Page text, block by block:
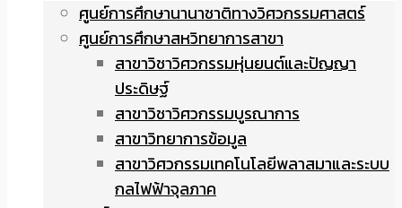
ศูนย์การศึกษานานาชาติทางวิศวกรรมศาสตร์
ศูนย์การศึกษาสหวิทยาการสาขา
สาขาวิชาวิศวกรรมหุ่นยนต์และปัญญา
ประดิษฐ์
สาขาวิชาวิศวกรรมบูรณาการ
สาขาวิทยาการข้อมูล
สาขาวิศวกรรมเทคโนโลยีพลาสมาและระบบ
กลไฟฟ้าจุลภาค